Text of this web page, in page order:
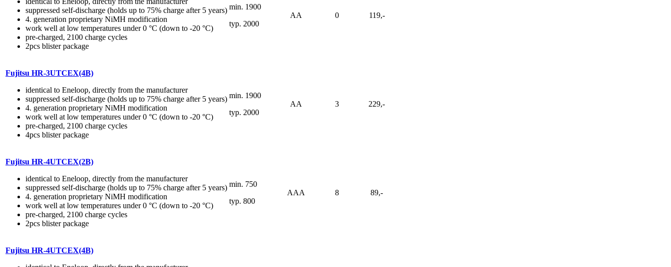
suppressed self-discharge (holds up to 75% charge after 5 years)
4. generation proprietary NiMH modification
work well at low temperatures under 0 °C (down to -20 °C)
pre-charged, 2100 charge cycles
2pcs blister package
min. 1900
typ. 2000
AA 0 119,-
Fujitsu HR-3UTCEX(4B)
identical to Eneloop, directly from the manufacturer
suppressed self-discharge (holds up to 75% charge after 5 years)
4. generation proprietary NiMH modification
work well at low temperatures under 0 °C (down to -20 °C)
pre-charged, 2100 charge cycles
4pcs blister package
min. 1900
typ. 2000
AA 3 229,-
Fujitsu HR-4UTCEX(2B)
identical to Eneloop, directly from the manufacturer
suppressed self-discharge (holds up to 75% charge after 5 years)
4. generation proprietary NiMH modification
work well at low temperatures under 0 °C (down to -20 °C)
pre-charged, 2100 charge cycles
2pcs blister package
min. 750
typ. 800
AAA 8 89,-
Fujitsu HR-4UTCEX(4B)